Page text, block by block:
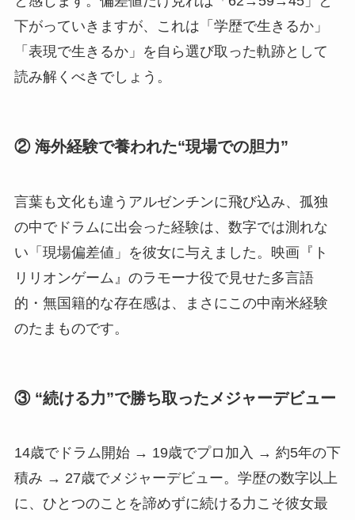
下がっていきますが、これは「学歴で生きるか」
「表現で生きるか」を自ら選び取った軌跡として
読み解くべきでしょう。
② 海外経験で養われた“現場での胆力”
言葉も文化も違うアルゼンチンに飛び込み、孤独
の中でドラムに出会った経験は、数字では測れな
い「現場偏差値」を彼女に与えました。映画『ト
リリオンゲーム』のラモーナ役で見せた多言語
的・無国籍的な存在感は、まさにこの中南米経験
のたまものです。
③ “続ける力”で勝ち取ったメジャーデビュー
14歳でドラム開始 → 19歳でプロ加入 → 約5年の下
積み → 27歳でメジャーデビュー。学歴の数字以上
に、ひとつのことを諦めずに続ける力こそ彼女最